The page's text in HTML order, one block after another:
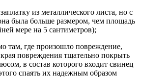
из металлического листа, но с
была больше размером, чем площадь
мере на 5 сантиметров);
там, где произошло повреждение,
повреждения тщательно покрыть
в состав которого входит свинец
спаять их надежным образом